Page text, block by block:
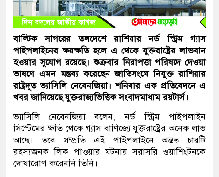
বাল্টিক সাগরের তলদেশে রাশিয়ার নর্ড স্ট্রিম গ্যাস
পাইপলাইনের ক্ষয়ক্ষতি হলে এ থেকে যুক্তরাষ্ট্রের লাভবান
হওয়ার সুযোগ রয়েছে। শুক্রবার নিরাপত্তা পরিষদে দেওয়া
ভাষণে এমন মন্তব্য করেছেন জাতিসংঘে নিযুক্ত রাশিয়ার
রাষ্ট্রদূত ভ্যাসিলি নেবেনজিয়া। শনিবার এক প্রতিবেদনে এ
খবর জানিয়েছে যুক্তরাজ্যভিত্তিক সংবাদমাধ্যম রয়টার্স।
ভ্যাসিলি নেবেনজিয়া বলেন, নর্ড স্ট্রিম পাইপলাইন
সিস্টেমের ক্ষতি থেকে গ্যাস বাণিজ্যে যুক্তরাষ্ট্রের অনেক লাভ
আছে। তবে সম্প্রতি এই পাইপলাইনে অন্তত চারটি
রহস্যজনক লিক পাওয়ার ঘটনায় সরাসরি ওয়াশিংটনকে
দোষারোপ করেননি তিনি।